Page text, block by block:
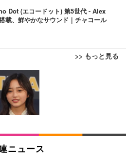
Dot (エコードット) 第5世代 - Alex
載、鮮やかなサウンド｜チャコール
>> もっと見る
フィスチェア 椅子 テレワーク 疲れな
アームレスト コンパクト 約105度ロッ
椅子 360度回転 座面昇降 強化ナイロ
通気性メッシュ 在宅ワーク H-WY01
足)
オフィスチェア／デスクチェア メッシ
工学 疲れない ブラック
ス向けプレミアムモニター | FlexScan
| 31.5型4K UHD・USB Type-C・ホワ
向けプレミアムモニター | FlexScan
シック ペットシーツ 薄型 レギュラー 1
香料 ホワイト 300枚
ック ペットシーツ 厚型 ワイド 42枚
ワイト(吸収面:ライトブルー)
ニュース